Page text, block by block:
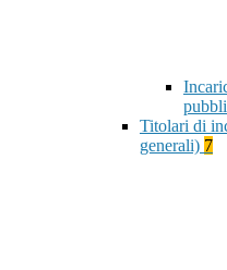
Titolari di
generali) 7